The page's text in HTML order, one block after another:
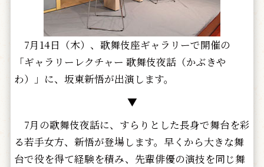
7月14日（木）、歌舞伎座ギャラリーで開催の
「ギャラリーレクチャー 歌舞伎夜話（かぶきや
わ）」に、坂東新悟が出演します。
▼
7月の歌舞伎夜話に、すらりとした長身で舞台を彩
る若手女方、 新悟が登場します。早くから大きな舞
台で役を得て経験を積み、 先輩俳優の演技を同じ舞